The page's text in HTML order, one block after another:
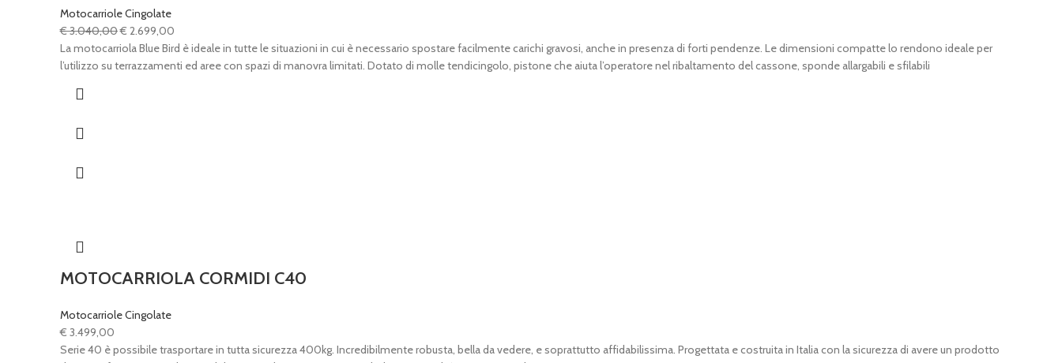
Motocarriole Cingolate
€3.040,00Il
prezzo
originale
€ 2.699,00
prezzo
attuale
La motocarriola Blue Bird è ideale in tutte le situazioni in cui è necessario spostare facilmente carichi gravosi, anche in presenza di forti pendenze. Le dimensioni compatte lo rendono ideale per
l’utilizzo su terrazzamenti ed aree con spazi di manovra limitati. Dotato di molle tendicingolo, pistone che aiuta l’operatore nel ribaltamento del cassone, sponde allargabili e sfilabili
MOTOCARRIOLA CORMIDI C40
Motocarriole Cingolate
€ 3.499,00
Serie 40 è possibile trasportare in tutta sicurezza 400kg. Incredibilmente robusta, bella da vedere, e soprattutto affidabilissima. Progettata e costruita in Italia con la sicurezza di avere un prodotto